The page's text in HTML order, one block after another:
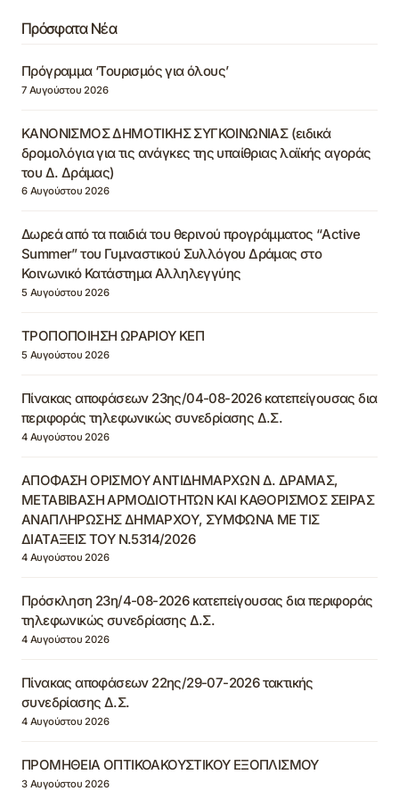
Πρόσφατα Νέα
Πρόγραμμα ‘Τουρισμός για όλους’
7 Αυγούστου 2026
ΚΑΝΟΝΙΣΜΟΣ ΔΗΜΟΤΙΚΗΣ ΣΥΓΚΟΙΝΩΝΙΑΣ (ειδικά
δρομολόγια για τις ανάγκες της υπαίθριας λαϊκής αγοράς
του Δ. Δράμας)
6 Αυγούστου 2026
Δωρεά από τα παιδιά του θερινού προγράμματος “Active
Summer” του Γυμναστικού Συλλόγου Δράμας στο
Κοινωνικό Κατάστημα Αλληλεγγύης
5 Αυγούστου 2026
ΤΡΟΠΟΠΟΙΗΣΗ ΩΡΑΡΙΟΥ ΚΕΠ
5 Αυγούστου 2026
Πίνακας αποφάσεων 23ης/04-08-2026 κατεπείγουσας δια
περιφοράς τηλεφωνικώς συνεδρίασης Δ.Σ.
4 Αυγούστου 2026
ΑΠΟΦΑΣΗ ΟΡΙΣΜΟΥ ΑΝΤΙΔΗΜΑΡΧΩΝ Δ. ΔΡΑΜΑΣ,
ΜΕΤΑΒΙΒΑΣΗ ΑΡΜΟΔΙΟΤΗΤΩΝ ΚΑΙ ΚΑΘΟΡΙΣΜΟΣ ΣΕΙΡΑΣ
ΑΝΑΠΛΗΡΩΣΗΣ ΔΗΜΑΡΧΟΥ, ΣΥΜΦΩΝΑ ΜΕ ΤΙΣ
ΔΙΑΤΑΞΕΙΣ ΤΟΥ Ν.5314/2026
4 Αυγούστου 2026
Πρόσκληση 23η/4-08-2026 κατεπείγουσας δια περιφοράς
τηλεφωνικώς συνεδρίασης Δ.Σ.
4 Αυγούστου 2026
Πίνακας αποφάσεων 22ης/29-07-2026 τακτικής
συνεδρίασης Δ.Σ.
4 Αυγούστου 2026
ΠΡΟΜΗΘΕΙΑ ΟΠΤΙΚΟΑΚΟΥΣΤΙΚΟΥ ΕΞΟΠΛΙΣΜΟΥ
3 Αυγούστου 2026